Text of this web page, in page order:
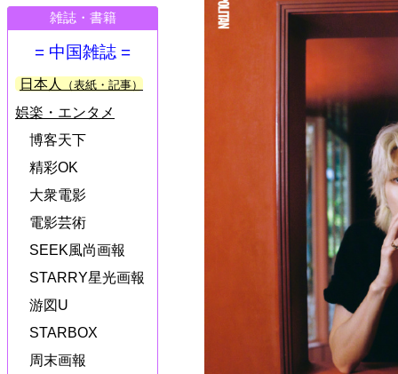
雑誌・書籍
= 中国雑誌 =
日本人 （表紙・記事）
娯楽・エンタメ
博客天下
精彩OK
大衆電影
電影芸術
SEEK風尚画報
STARRY星光画報
游図U
STARBOX
周末画報